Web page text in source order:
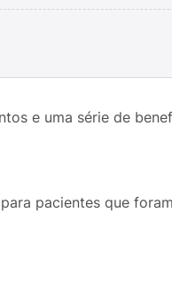
e uma série de
pacientes que